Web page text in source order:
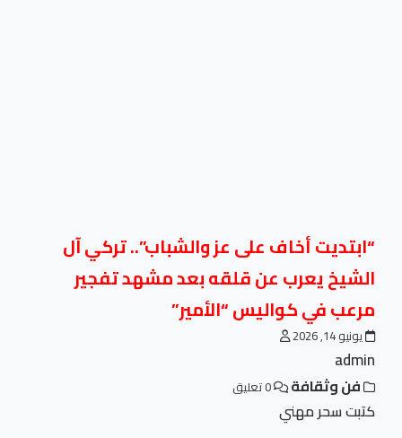
“ابتديت أخاف على عز والشباب”.. تركي آل
الشيخ يعرب عن قلقه بعد مشهد تفجير
مرعب في كواليس “الأمير”
يونيو 14, 2026
admin
فن وثقافة
كتبت سحر مهني